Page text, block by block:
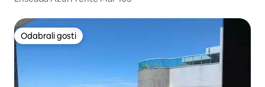
Odabrali gosti
Odabrali gosti